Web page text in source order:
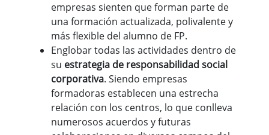
empresas sienten que forman parte de
una formación actualizada, polivalente y
más flexible del alumno de FP.
Englobar todas las actividades dentro de
su estrategia de responsabilidad social
corporativa. Siendo empresas
formadoras establecen una estrecha
relación con los centros, lo que conlleva
numerosos acuerdos y futuras